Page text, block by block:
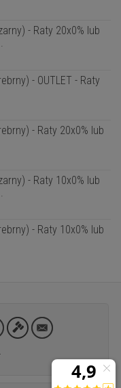
- Raty 20x0% lub
- OUTLET - Raty
- Raty 20x0% lub
- Raty 10x0% lub
- Raty 10x0% lub